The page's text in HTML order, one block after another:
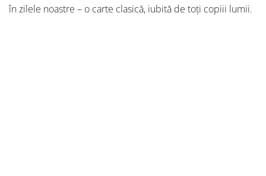
în zilele noastre ­– o carte clasică, iubită de toți copiii lumii.